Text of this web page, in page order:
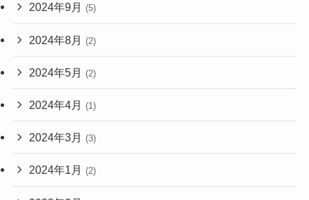
2024年9月 (5)
2024年8月 (2)
2024年5月 (2)
2024年4月 (1)
2024年3月 (3)
2024年1月 (2)